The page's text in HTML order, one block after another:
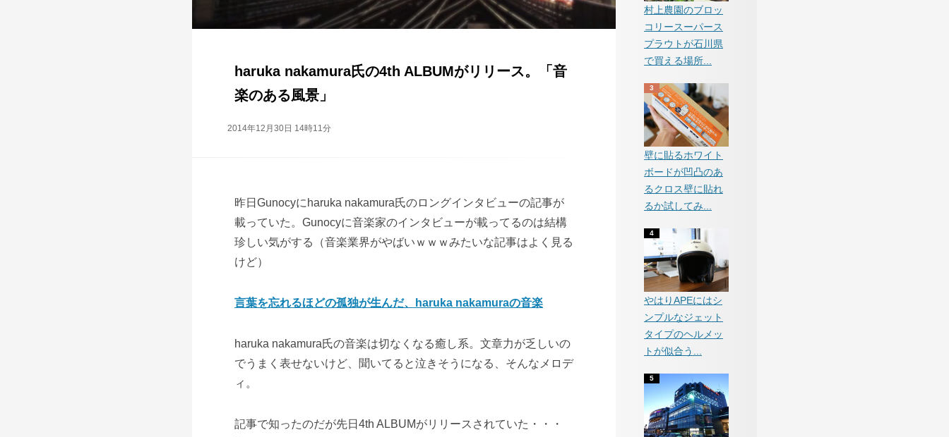
haruka nakamura氏の4th ALBUMがリリース。「音
楽のある風景」
2014年12月30日 14時11分
昨日Gunocyにharuka nakamura氏のロングインタビューの記事が
載っていた。Gunocyに音楽家のインタビューが載ってるのは結構
珍しい気がする（音楽業界がやばいｗｗｗみたいな記事はよく見る
けど）
言葉を忘れるほどの孤独が生んだ、haruka nakamuraの音楽
haruka nakamura氏の音楽は切なくなる癒し系。文章力が乏しいの
でうまく表せないけど、聞いてると泣きそうになる、そんなメロデ
ィ。
記事で知ったのだが先日4th ALBUMがリリースされていた・・・
村上農園のブロッ
コリースーパース
プラウトが石川県
で買える場所...
壁に貼るホワイト
ボードが凹凸のあ
るクロス壁に貼れ
るか試してみ...
やはりAPEにはシ
ンプルなジェット
タイプのヘルメッ
トが似合う...